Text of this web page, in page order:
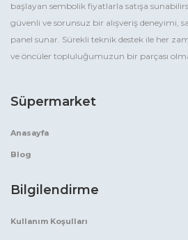
başlayan sembolik fiyatlarla satışa
güvenli ve sorunsuz bir alışveriş deneyimi,
panel sunar. Sürekli teknik destek ile her
ve öncüler topluluğumuzun bir parçası
Süpermarket
Anasayfa
Blog
Bilgilendirme
Kullanım Koşulları